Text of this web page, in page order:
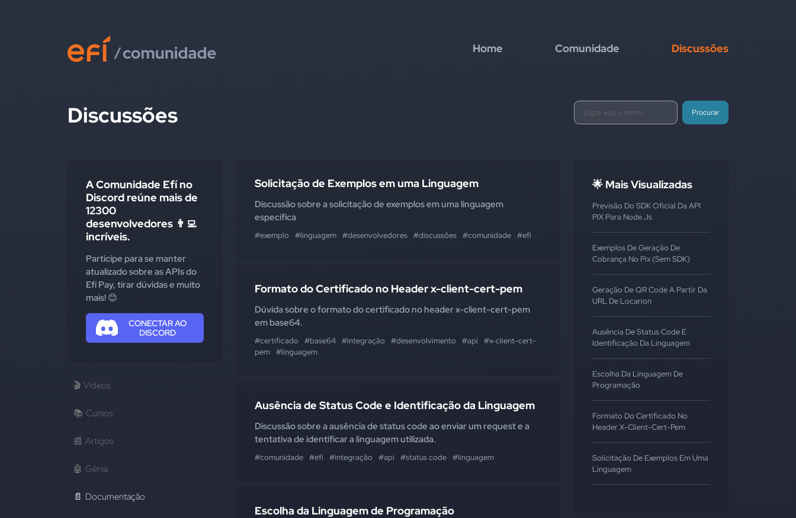
Home Comunidade Discussões
Discussões Procurar
A Comunidade Efí no
Discord reúne mais de
12300
desenvolvedores 👨‍💻
incríveis.
Participe para se manter
atualizado sobre as APIs do
Efí Pay, tirar dúvidas e muito
mais! 😊
CONECTAR AO
DISCORD
🎬 Vídeos
📚 Cursos
📰 Artigos
🤖 Gênia
📄 Documentação
Solicitação de Exemplos em uma Linguagem
Discussão sobre a solicitação de exemplos em uma linguagem
específica
#exemplo #linguagem #desenvolvedores #discussões #comunidade #efí
Formato do Certificado no Header x-client-cert-pem
Dúvida sobre o formato do certificado no header x-client-cert-pem
em base64.
#certificado #base64 #integração #desenvolvimento #api
#x-client-cert-
pem #linguagem
Ausência de Status Code e Identificação da Linguagem
Discussão sobre a ausência de status code ao enviar um request e a
tentativa de identificar a linguagem utilizada.
#comunidade #efí #integração #api #status code #linguagem
Escolha da Linguagem de Programação
🌟 Mais Visualizadas
Previsão Do SDK Oficial Da API
PIX Para Node.js
Exemplos De Geração De
Cobrança No Pix (sem SDK)
Geração De QR Code A Partir Da
URL De Locarion
Ausência De Status Code E
Identificação Da Linguagem
Escolha Da Linguagem De
Programação
Formato Do Certificado No
Header X-Client-Cert-Pem
Solicitação De Exemplos Em Uma
Linguagem